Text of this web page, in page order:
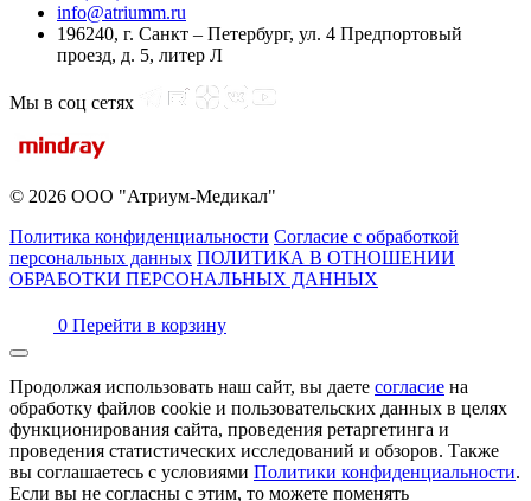
info@atriumm.ru
196240, г. Санкт – Петербург, ул. 4 Предпортовый
проезд, д. 5, литер Л
Мы в соц сетях
© 2026 ООО "Атриум-Медикал"
Политика конфиденциальности Согласие с обработкой
персональных данных ПОЛИТИКА В ОТНОШЕНИИ
ОБРАБОТКИ ПЕРСОНАЛЬНЫХ ДАННЫХ
0 Перейти в корзину
Продолжая использовать наш сайт, вы даете согласие на
обработку файлов cookie и пользовательских данных в целях
функционирования сайта, проведения ретаргетинга и
проведения статистических исследований и обзоров. Также
вы соглашаетесь с условиями Политики конфиденциальности.
Если вы не согласны с этим, то можете поменять